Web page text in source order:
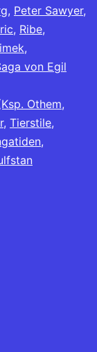
, Peter Sawyer,
, Ribe,
,
von Egil
Othem,
, Tierstile,
,